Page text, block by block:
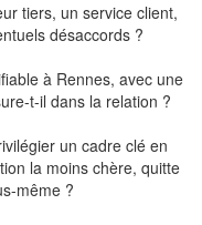
tiers, un service client,
désaccords ?
à Rennes, avec une
t-il dans la relation ?
un cadre clé en
la moins chère, quitte
même ?